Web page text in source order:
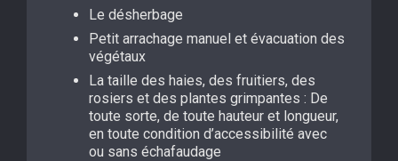
Le désherbage
Petit arrachage manuel et évacuation des
végétaux
La taille des haies, des fruitiers, des
rosiers et des plantes grimpantes : De
toute sorte, de toute hauteur et longueur,
en toute condition d’accessibilité avec
ou sans échafaudage